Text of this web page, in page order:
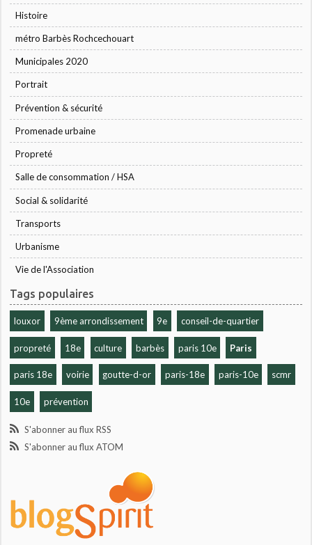
Histoire
métro Barbès Rochcechouart
Municipales 2020
Portrait
Prévention & sécurité
Promenade urbaine
Propreté
Salle de consommation / HSA
Social & solidarité
Transports
Urbanisme
Vie de l'Association
Tags populaires
louxor 9ème arrondissement 9e conseil-de-quartier
propreté 18e culture barbès paris 10e Paris
paris 18e voirie goutte-d-or paris-18e paris-10e scmr
10e prévention
S'abonner au flux RSS
S'abonner au flux ATOM